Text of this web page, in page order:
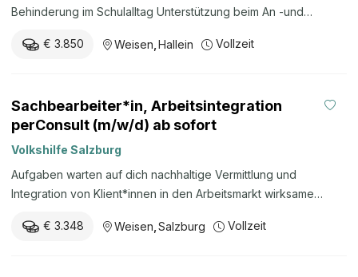
Behinderung im Schulalltag Unterstützung beim An -und
Schultransport Unterstützung bei Hygienemaßnahmen
Pflegerische Assistenz an Pflichtschulen Einsatzort: Hallein
Wochenstunden: 30 Wochenstunden Arbeitszeit: Montag-
Freitag lt. Stundenplan Entlohnung: Nach Kollektivvertrag der
mindestens € 3.850,63 (DGKP) brutto pro Monat. Ihr Gehalt
erhöht sich durch Ihre Vordienstzeiten. Bewerbungen an
Sabine Huber, BA +43 662 42 39 39 bewerbungen@volkshilfe-
€ 3.850 Weisen Hallein Vollzeit
Sachbearbeiter*in, Arbeitsintegration
perConsult (m/w/d) ab sofort
Volkshilfe Salzburg
Aufgaben warten auf dich nachhaltige Vermittlung und
Integration von Klient*innen in den Arbeitsmarkt wirksame
dem Ziel ein selbstbestimmtes Leben zu führen Unterstützung
€ 3.348 Weisen Salzburg Vollzeit